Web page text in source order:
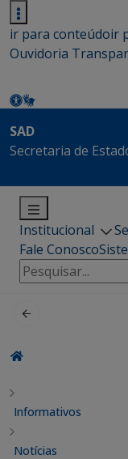
ir para conteúdoir
Ouvidoria
SAD
Secretaria de
Institucional
Fale Conosco
Pesquisar
por:
Informativos
Notícias